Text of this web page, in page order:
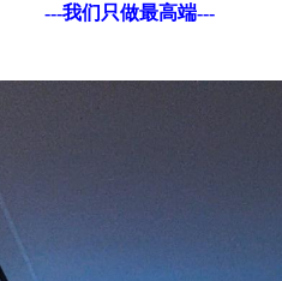
---我们只做最高端---